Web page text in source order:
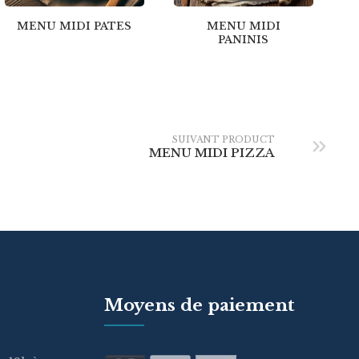
MENU MIDI PATES
MENU MIDI
PANINIS
SUIVANT PRODUCT
MENU MIDI PIZZA
Moyens de paiement